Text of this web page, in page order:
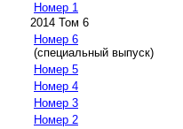
Номер 1
2014 Том 6
Номер 6
(специальный выпуск)
Номер 5
Номер 4
Номер 3
Номер 2